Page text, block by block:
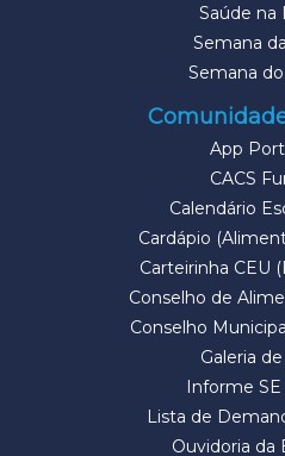
Saúde na
Semana
Semana
App
CACS
Calendário
Cardápio
Carteirinha CEU
Conselho de
Conselho
Galeria
Informe SE
Lista de
Ouvidoria da